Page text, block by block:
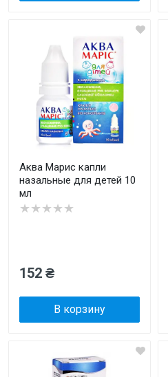
Аква Марис капли
назальные для детей 10
мл
★★★★★
152 ₴
В корзину